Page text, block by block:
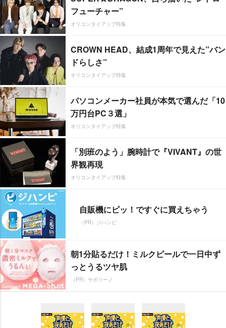
フューチャー”
オリコンタイアップ特集
CROWN HEAD、結成1周年で見えた”バン
ドらしさ”
オリコンタイアップ特集
パソコンメーカー社員が本気で選んだ「10
万円台PC３選」
オリコンタイアップ特集
「別班のよう」腕時計で『VIVANT』の世
界観再現
オリコンタイアップ特集
自販機にピッ！ですぐに買えちゃう
（PR）ジハンピ
朝1分貼るだけ！ミルクピールで一日中ず
っとうるツヤ肌
（PR）サボリーノ